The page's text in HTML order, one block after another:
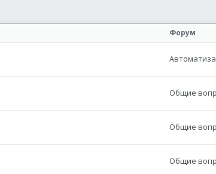
Форум
Общие
Общие
Общие